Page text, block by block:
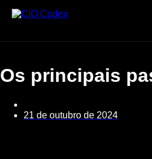
Os principais
21 de outubro de 2024